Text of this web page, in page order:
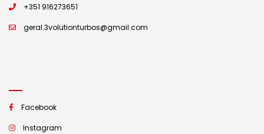
+351 916273651
geral.3volutionturbos@gmail.com
Facebook
Instagram